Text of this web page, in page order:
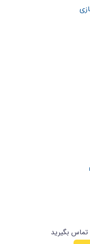
تماس بگیرید